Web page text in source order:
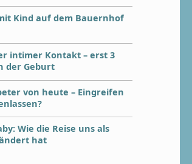
Kind auf dem Bauernhof
intimer Kontakt – erst 3
der Geburt
von heute – Eingreifen
Wie die Reise uns als
hat